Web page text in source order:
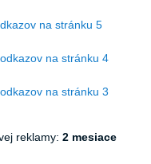
na stránku 5
na stránku 4
na stránku 3
reklamy: 2 mesiace